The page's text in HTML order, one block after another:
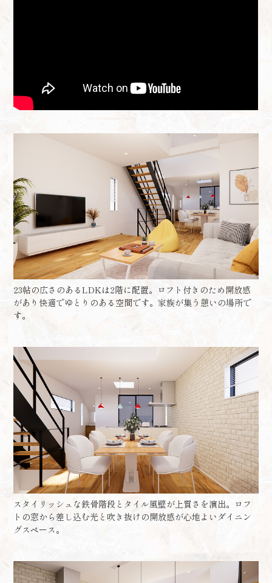
23帖の広さのあるLDKは2階に配置。ロフト付きのため開放感
があり快適でゆとりのある空間です。家族が集う憩いの場所で
す。
スタイリッシュな鉄骨階段とタイル風壁が上質さを演出。ロフ
トの窓から差し込む光と吹き抜けの開放感が心地よいダイニン
グスペース。